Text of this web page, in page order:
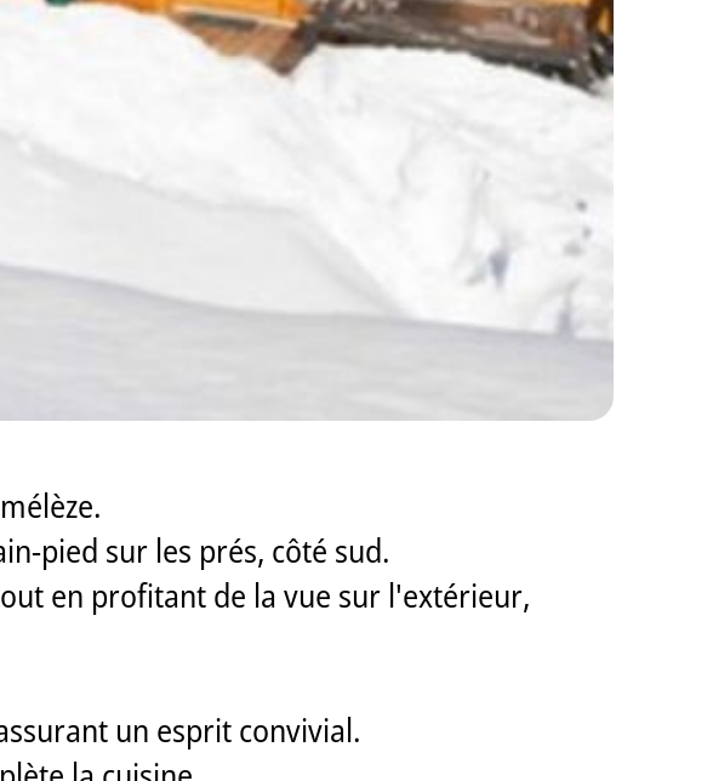
pied sur les prés, côté sud.
en profitant de la vue sur l'extérieur,
un esprit convivial.